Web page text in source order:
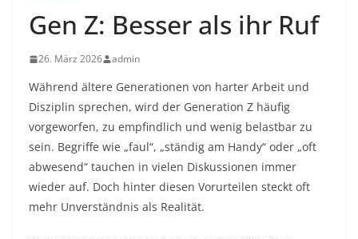
Gen Z: Besser als ihr Ruf
26. März 2026 admin
Während ältere Generationen von harter Arbeit und
Disziplin sprechen, wird der Generation Z häufig
vorgeworfen, zu empfindlich und wenig belastbar zu
sein. Begriffe wie „faul“, „ständig am Handy“ oder „oft
abwesend“ tauchen in vielen Diskussionen immer
wieder auf. Doch hinter diesen Vorurteilen steckt oft
mehr Unverständnis als Realität.